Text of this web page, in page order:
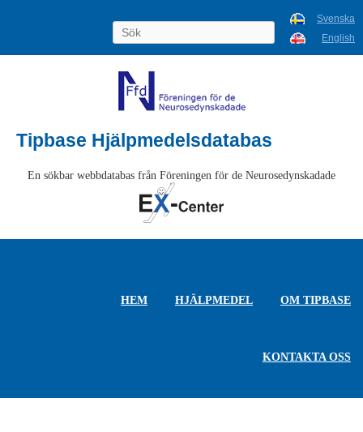
Svenska
English
Tipbase Hjälpmedelsdatabas
En sökbar webbdatabas från Föreningen för de Neurosedynskadade
HEM HJÄLPMEDEL OM TIPBASE
KONTAKTA OSS